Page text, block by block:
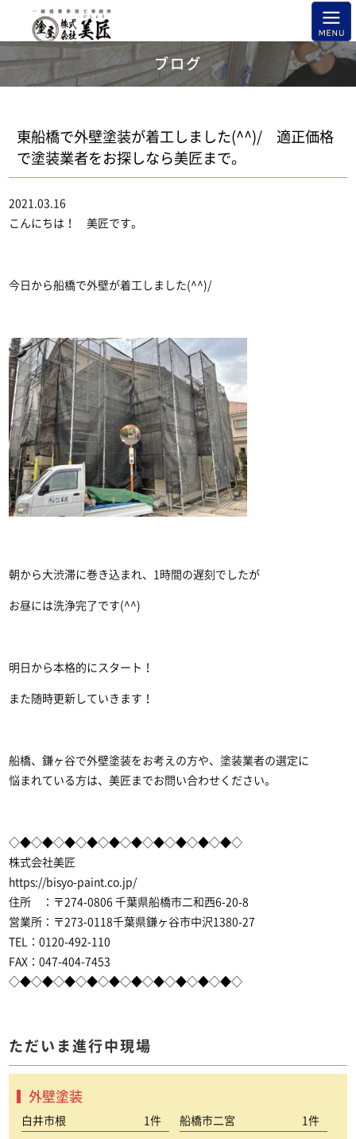
ブログ
東船橋で外壁塗装が着工しました(^^)/ 適正価格
で塗装業者をお探しなら美匠まで。
2021.03.16
こんにちは！ 美匠です。
今日から船橋で外壁が着工しました(^^)/
朝から大渋滞に巻き込まれ、1時間の遅刻でしたが
お昼には洗浄完了です(^^)
明日から本格的にスタート！
また随時更新していきます！
船橋、鎌ヶ谷で外壁塗装をお考えの方や、塗装業者の選定に
悩まれている方は、美匠までお問い合わせください。
◇◆◇◆◇◆◇◆◇◆◇◆◇◆◇◆◇◆◇◆◇
株式会社美匠
https://bisyo-paint.co.jp/
住所 ：〒274-0806 千葉県船橋市二和西6-20-8
営業所：〒273-0118千葉県鎌ヶ谷市中沢1380-27
TEL：0120-492-110
FAX：047-404-7453
◇◆◇◆◇◆◇◆◇◆◇◆◇◆◇◆◇◆◇◆◇
ただいま進行中現場
外壁塗装
白井市根 1件 船橋市二宮 1件